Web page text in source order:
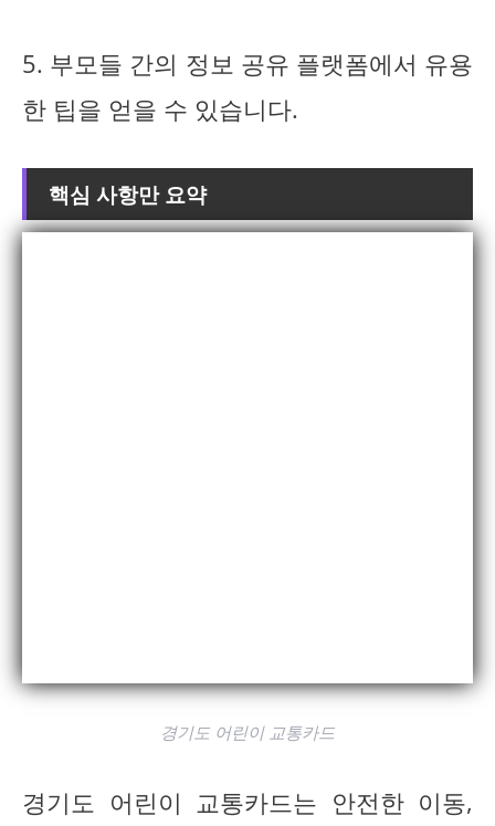
5. 부모들 간의 정보 공유 플랫폼에서 유용
한 팁을 얻을 수 있습니다.
핵심 사항만 요약
경기도 어린이 교통카드
경기도 어린이 교통카드는 안전한 이동,